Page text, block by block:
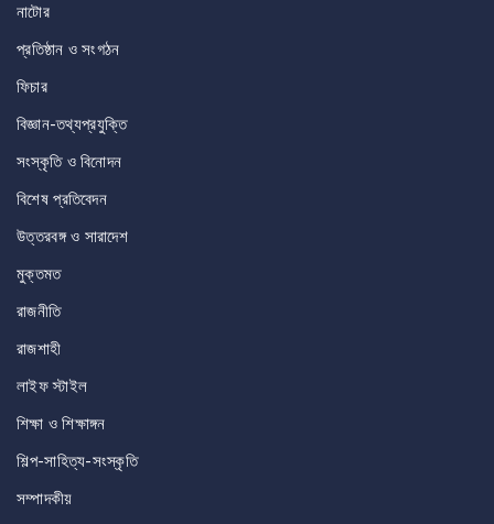
নাটোর
প্রতিষ্ঠান ও সংগঠন
ফিচার
বিজ্ঞান-তথ্যপ্রযুক্তি
সংস্কৃতি ও বিনোদন
বিশেষ প্রতিবেদন
উত্তরবঙ্গ ও সারাদেশ
মুক্তমত
রাজনীতি
রাজশাহী
লাইফ স্টাইল
শিক্ষা ও শিক্ষাঙ্গন
শিল্প-সাহিত্য-সংস্কৃতি
সম্পাদকীয়